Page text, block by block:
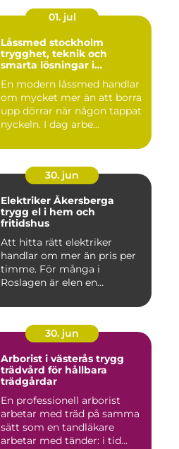
01. jul
Låssmed stockholm
trygghet, teknik och
smarta lösningar i
En modern låssmed handlar
om mycket mer än att borra
upp dörrar när någon tappat
nyckeln. I dag arbe...
30. jun
Elektriker Åkersberga
trygg el i hem och
fritidshus
Att hitta rätt elektriker
handlar om mer än pris per
timme. För många i
Roslagen är elen en
30. jun
Arborist i västerås trygg
trädvård för hållbara
trädgårdar
En professionell arborist
arbetar med träd på samma
sätt som en tandläkare
arbetar med tänder: i tid...